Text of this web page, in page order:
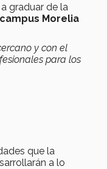
graduar de la
Morelia
y con el
para los
que la
a lo